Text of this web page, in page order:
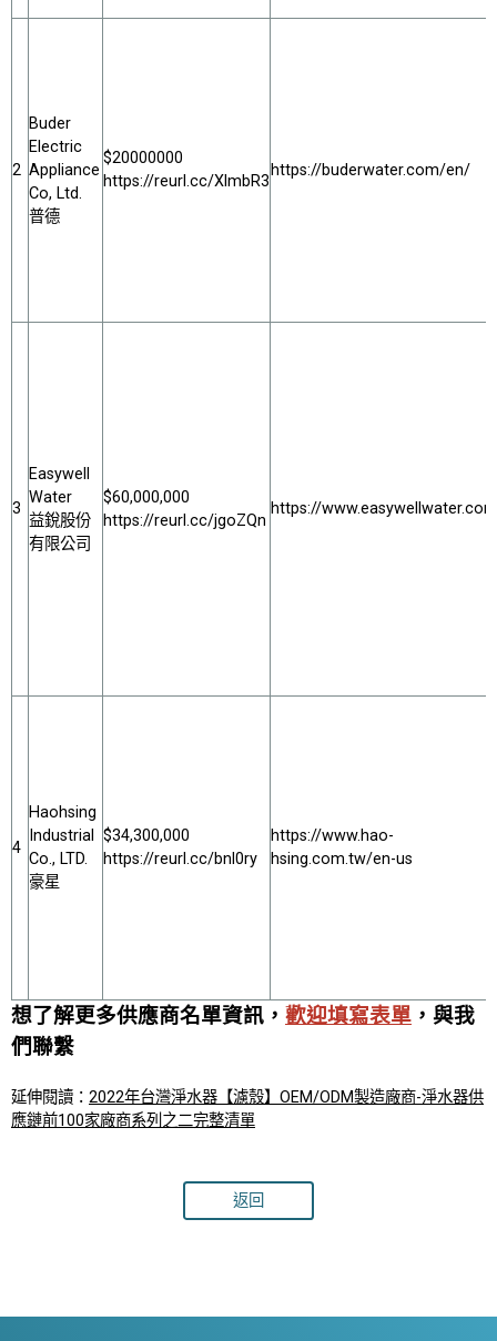
2
Buder
Electric
Appliance
Co, Ltd.
普德
$20000000
https://reurl.cc/XlmbR3
https://buderwater.com/en/
3
Easywell
Water
益銳股份
有限公司
$60,000,000
https://reurl.cc/jgoZQn
https://
4
Haohsing
Industrial
Co., LTD.
豪星
$34,300,000
https://reurl.cc/bnl0ry
https://www.hao-
hsing.com.tw/en-us
想了解更多供應商名單資訊， 歡迎填寫表單 ，與我
們聯繫
延伸閱讀： 2022年台灣淨水器【濾殼】OEM/ODM製造廠商-淨水器供
應鏈前100家廠商系列之二完整清單
返回